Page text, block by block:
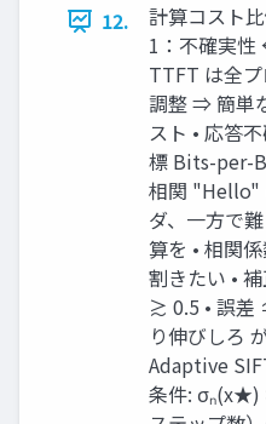
12.
計算コスト
1：不確実性
TTFT は全
調整 ⇒ 簡単
スト • 応答
標 Bits-per-
相関 "Hello"
ダ、一方で
算を • 相関
割きたい •
≳ 0.5 • 誤差
り伸びしろ
Adaptive
条件: σₙ(x★)